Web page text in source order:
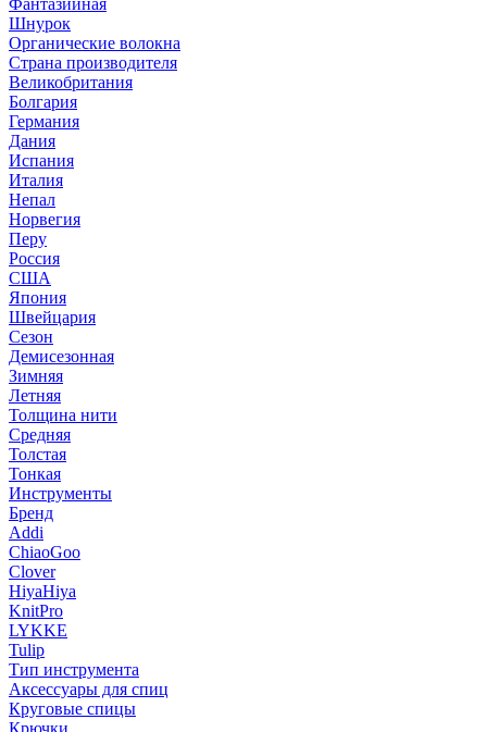
Фантазийная
Шнурок
Органические волокна
Страна производителя
Великобритания
Болгария
Германия
Дания
Испания
Италия
Непал
Норвегия
Перу
Россия
США
Япония
Швейцария
Сезон
Демисезонная
Зимняя
Летняя
Толщина нити
Средняя
Толстая
Тонкая
Инструменты
Бренд
Addi
ChiaoGoo
Clover
HiyaHiya
KnitPro
LYKKE
Tulip
Тип инструмента
Аксессуары для спиц
Круговые спицы
Крючки